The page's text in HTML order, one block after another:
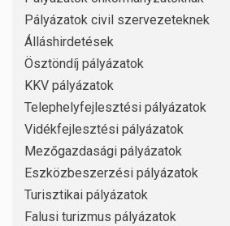
Pályázatok civil szervezeteknek
Álláshirdetések
Ösztöndíj pályázatok
KKV pályázatok
Telephelyfejlesztési pályázatok
Vidékfejlesztési pályázatok
Mezőgazdasági pályázatok
Eszközbeszerzési pályázatok
Turisztikai pályázatok
Falusi turizmus pályázatok